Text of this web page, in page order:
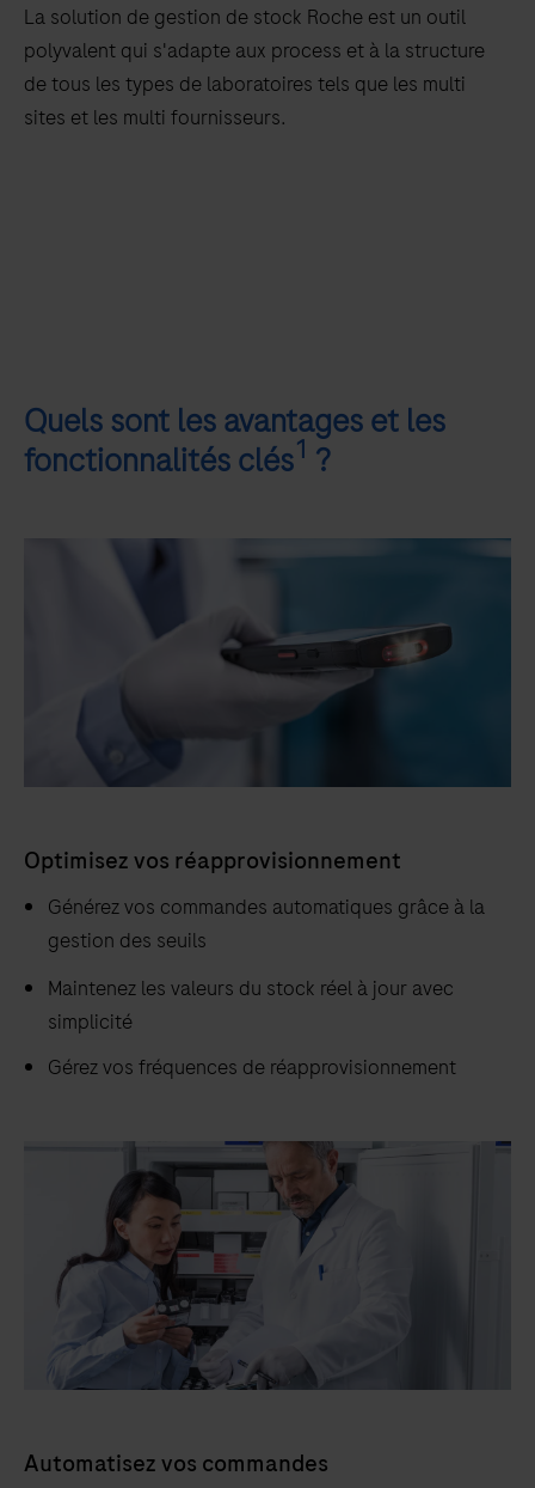
La solution de gestion de stock Roche est un outil
polyvalent qui s'adapte aux process et à la structure
de tous les types de laboratoires tels que les multi
sites et les multi fournisseurs.
Quels sont les avantages et les
fonctionnalités clés1 ?
Optimisez vos réapprovisionnement
Générez vos commandes automatiques grâce à la
gestion des seuils
Maintenez les valeurs du stock réel à jour avec
simplicité
Gérez vos fréquences de réapprovisionnement
Automatisez vos commandes